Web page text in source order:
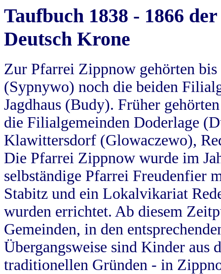
Taufbuch 1838 - 1866
Deutsch Krone
Zur Pfarrei Zippnow gehörten
(Sypnywo) noch die beiden
Jagdhaus (Budy). Früher
die Filialgemeinden Doderlage
Klawittersdorf (Glowaczewo),
Die Pfarrei Zippnow wurde im
selbständige Pfarrei Freudenfier
Stabitz und ein Lokalvikariat
wurden errichtet. Ab diesem
Gemeinden, in den
Übergangsweise sind Kinder aus
traditionellen Gründen - in